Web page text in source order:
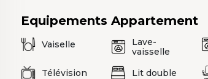
Equipements Appartement
Vaiselle
Lave-
vaisselle
Télévision Lit double